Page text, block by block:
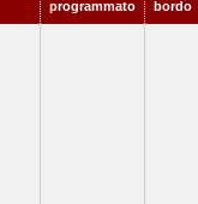
programmato
bordo